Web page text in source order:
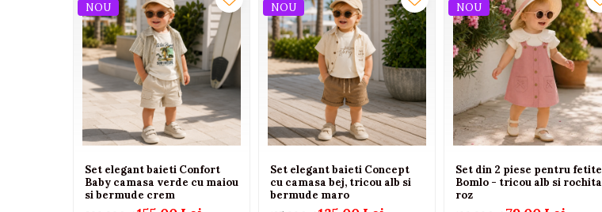
Scaune de masa
Accesorii pentru hranire
Cani, pahare si accesorii
NOU
Set elegant baieti Confort
Baby camasa verde cu maiou
si bermude crem
NOU
Set elegant baieti Concept
cu camasa bej, tricou alb si
bermude maro
NOU
Set din 2 piese pentru fetite
Bomlo - tricou alb si rochita
roz